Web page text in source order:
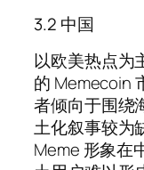
3.2 中国
以欧美热点为
的 Memecoin
者倾向于围绕
土化叙事较为
Meme 形象在